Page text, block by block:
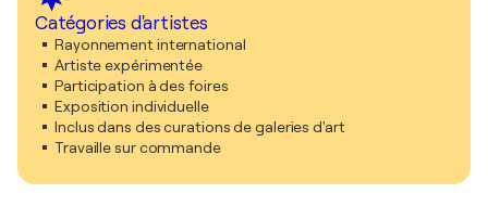
Catégories d'artistes
Rayonnement international
Artiste expérimentée
Participation à des foires
Exposition individuelle
Inclus dans des curations de galeries d'art
Travaille sur commande